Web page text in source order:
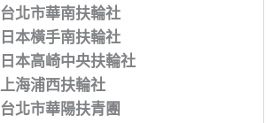
台北市華南扶輪社
日本橫手南扶輪社
日本高崎中央扶輪社
上海浦西扶輪社
台北市華陽扶青團